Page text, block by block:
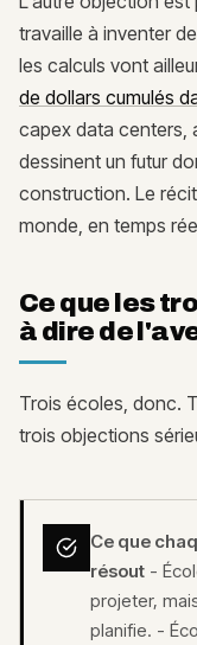
travaille à inventer
les calculs vont
de dollars cumulés
capex data centers,
dessinent un futur
construction. Le
monde, en temps
Ce que les
à dire de
Trois écoles, donc.
trois objections
Ce que
résout -
projeter,
planifie. -